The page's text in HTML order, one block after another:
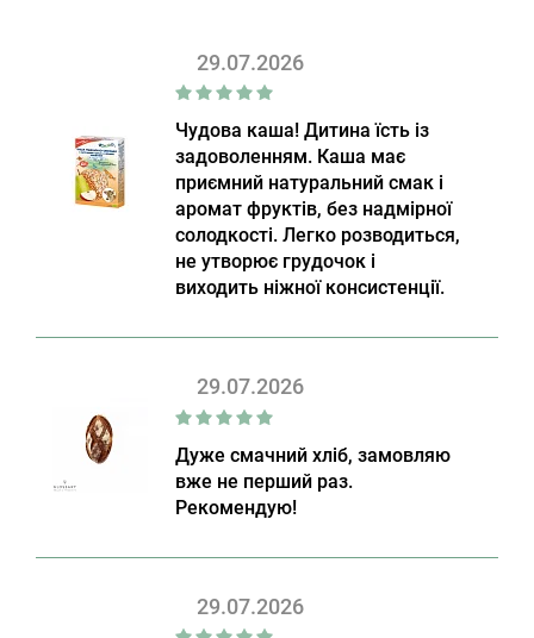
29.07.2026
Чудова каша! Дитина їсть із
задоволенням. Каша має
приємний натуральний смак і
аромат фруктів, без надмірної
солодкості. Легко розводиться,
не утворює грудочок і
виходить ніжної консистенції.
29.07.2026
Дуже смачний хліб, замовляю
вже не перший раз.
Рекомендую!
29.07.2026